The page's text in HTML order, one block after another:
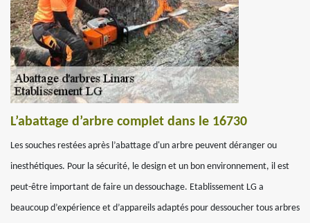
L’abattage d’arbre complet dans le 16730
Les souches restées après l’abattage d'un arbre peuvent déranger ou
inesthétiques. Pour la sécurité, le design et un bon environnement, il est
peut-être important de faire un dessouchage. Etablissement LG a
beaucoup d’expérience et d’appareils adaptés pour dessoucher tous arbres